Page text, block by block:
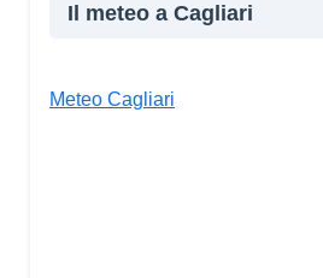
Il meteo a Cagliari
Meteo Cagliari